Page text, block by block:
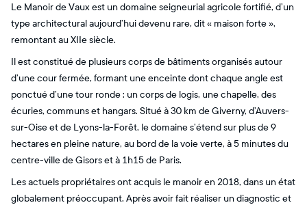
Le Manoir de Vaux est un domaine seigneurial agricole fortifié, d’un
type architectural aujourd’hui devenu rare, dit « maison forte »,
remontant au XIIe siècle.
Il est constitué de plusieurs corps de bâtiments organisés autour
d’une cour fermée, formant une enceinte dont chaque angle est
ponctué d’une tour ronde : un corps de logis, une chapelle, des
écuries, communs et hangars. Situé à 30 km de Giverny, d’Auvers-
sur-Oise et de Lyons-la-Forêt, le domaine s’étend sur plus de 9
hectares en pleine nature, au bord de la voie verte, à 5 minutes du
centre-ville de Gisors et à 1h15 de Paris.
Les actuels propriétaires ont acquis le manoir en 2018, dans un état
globalement préoccupant. Après avoir fait réaliser un diagnostic et